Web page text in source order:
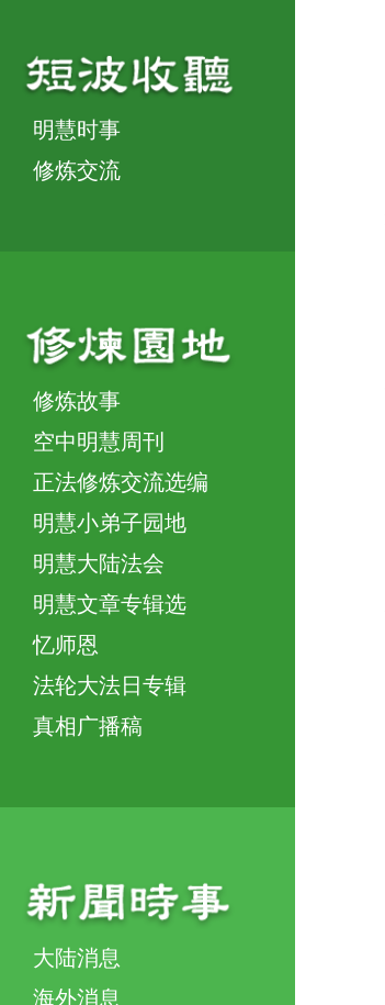
明慧时事
修炼交流
修炼故事
空中明慧周刊
正法修炼交流选编
明慧小弟子园地
明慧大陆法会
明慧文章专辑选
忆师恩
法轮大法日专辑
真相广播稿
大陆消息
海外消息